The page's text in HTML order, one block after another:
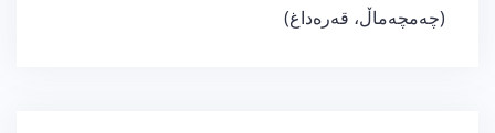
(چەمچەماڵ، قەرەداغ)